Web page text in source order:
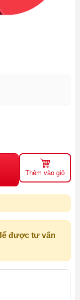
Thêm vào giỏ
được tư vấn